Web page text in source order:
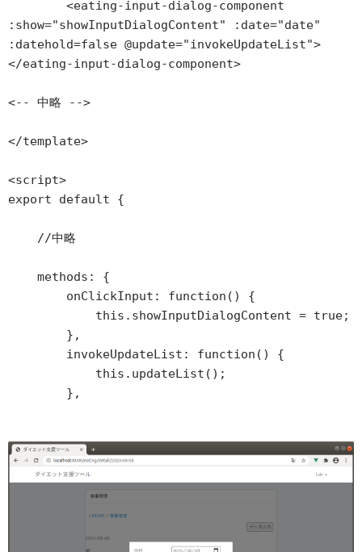
:show="showInputDialogContent" :date="date"
:datehold=false @update="invokeUpdateList">
</eating-input-dialog-component>
<-- 中略 -->
</template>
<script>
export default {